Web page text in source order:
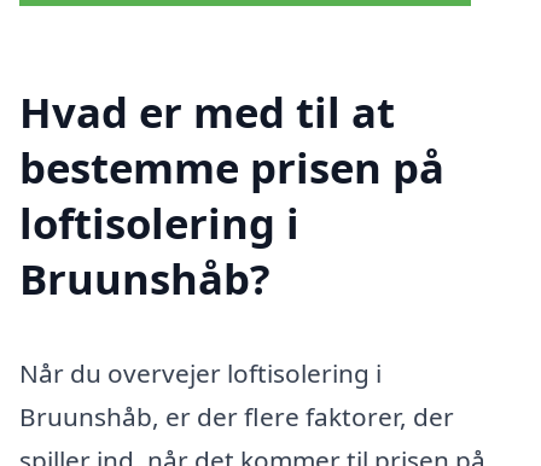
Hvad er med til at
bestemme prisen på
loftisolering i
Bruunshåb?
Når du overvejer loftisolering i
Bruunshåb, er der flere faktorer, der